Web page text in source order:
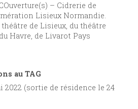
– Cidrerie de
Lisieux Normandie.
de Lisieux, du théâtre
Havre, de Livarot Pays
au TAG
2022 (sortie de résidence le 24